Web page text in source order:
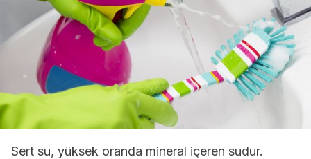
Sert su, yüksek oranda mineral içeren sudur.